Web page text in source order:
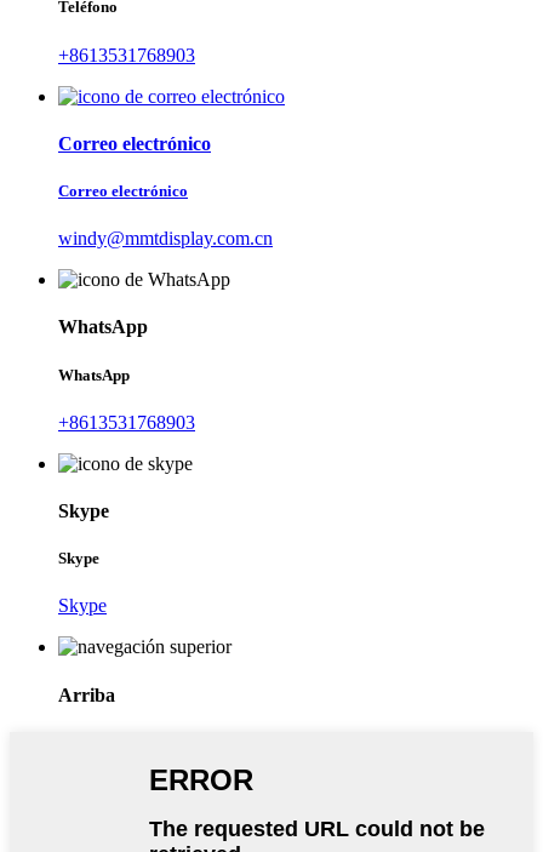
Teléfono
+8613531768903
Correo electrónico
Correo electrónico
windy@mmtdisplay.com.cn
WhatsApp
WhatsApp
+8613531768903
Skype
Skype
Skype
Arriba